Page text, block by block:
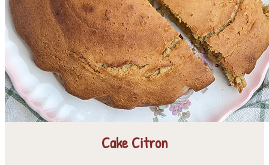
Cake Citron